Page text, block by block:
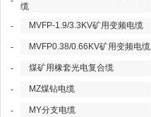
缆
-
MVFP-1.9/3.3KV矿用变频电缆
- MVFP0.38/0.66KV矿用变频电缆
- 煤矿用橡套光电复合缆
- MZ煤钻电缆
- MY分支电缆